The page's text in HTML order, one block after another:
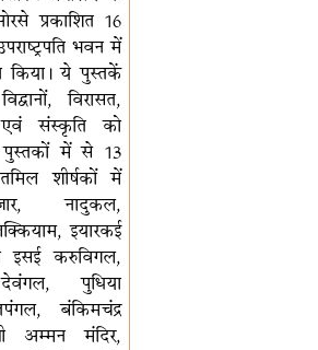
प्रकाशित 16
भवन में
किया। ये पुस्तकें
विरासत,
एवं संस्कृति को
पुस्तकों में से 13
शीर्षकों में
नादुकल,
इयारकई
इसई करुविगल,
पुधिया
बंकिमचंद्र
अम्मन मंदिर,